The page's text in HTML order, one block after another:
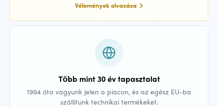
Vélemények olvasása
Több mint 30 év tapasztalat
1994 óta vagyunk jelen a piacon, és az egész EU-ba
szállítunk technikai termékeket.